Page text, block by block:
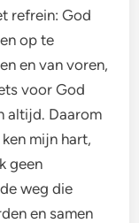
refrein: God
op te
en van voren,
voor God
altijd. Daarom
mijn hart,
geen
weg die
en samen